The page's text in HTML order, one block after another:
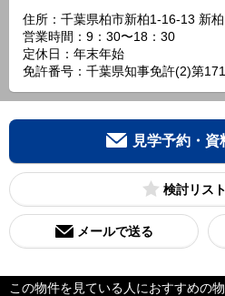
住所：千葉県柏市新柏1-16-13 新
営業時間：9：30〜18：30
定休日：年末年始
免許番号：千葉県知事免許(2)第
見学予約・資
検討リスト
メールで送る
この物件を見ている人におすすめの